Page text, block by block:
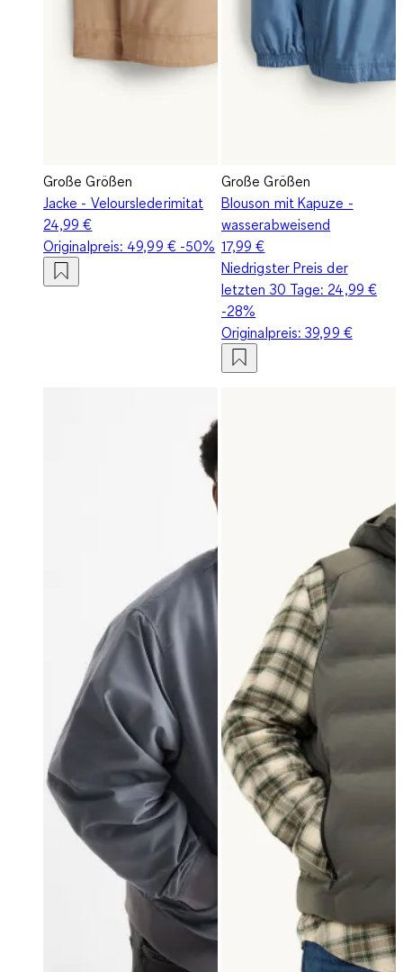
Große Größen
Jacke - Velourslederimitat
24,99 €
Originalpreis: 49,99 €-50%
Große Größen
Blouson mit Kapuze -
wasserabweisend
17,99 €
Niedrigster Preis der
letzten 30 Tage: 24,99 €
-28%
Originalpreis:39,99 €